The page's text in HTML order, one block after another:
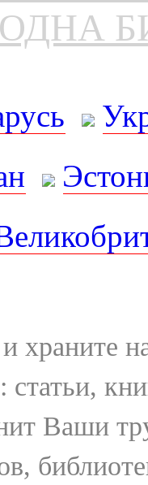
ОДНА
и храните
статьи,
Ваши